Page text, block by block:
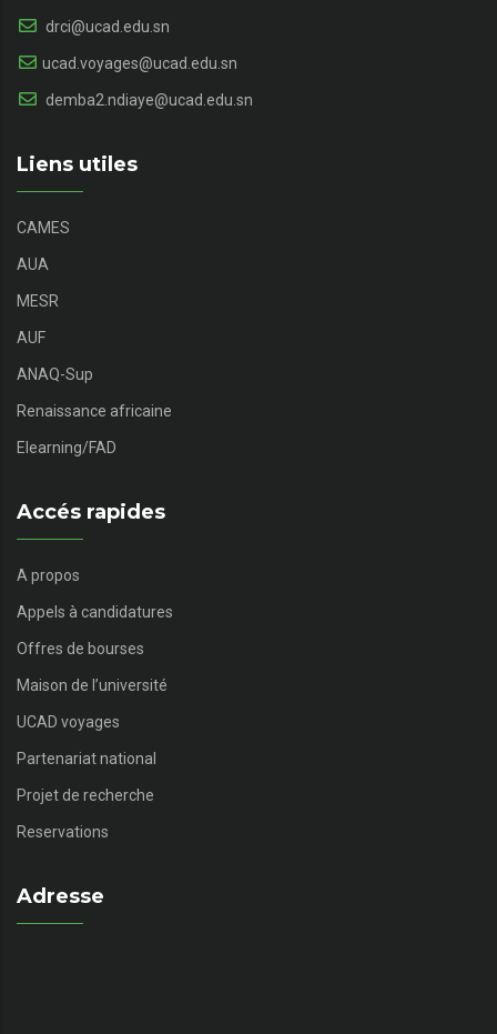
drci@ucad.edu.sn
ucad.voyages@ucad.edu.sn
demba2.ndiaye@ucad.edu.sn
Liens utiles
CAMES
AUA
MESR
AUF
ANAQ-Sup
Renaissance africaine
Elearning/FAD
Accés rapides
A propos
Appels à candidatures
Offres de bourses
Maison de l’université
UCAD voyages
Partenariat national
Projet de recherche
Reservations
Adresse